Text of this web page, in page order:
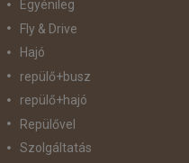
Egyénileg
Fly & Drive
Hajó
repülő+busz
repülő+hajó
Repülővel
Szolgáltatás